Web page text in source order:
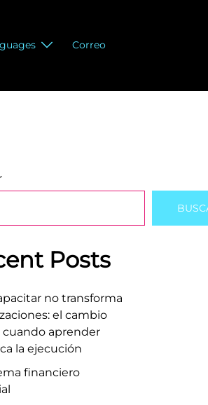
Correo
Posts
no transforma
el cambio
cuando aprender
la ejecución
financiero